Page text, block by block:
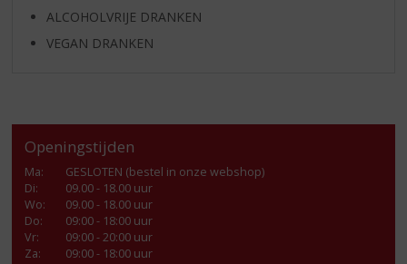
ALCOHOLVRIJE DRANKEN
VEGAN DRANKEN
Openingstijden
Ma:
GESLOTEN (bestel in onze webshop)
Di:
09.00 - 18.00 uur
Wo:
09.00 - 18.00 uur
Do:
09:00 - 18:00 uur
Vr:
09:00 - 20:00 uur
Za:
09:00 - 18:00 uur